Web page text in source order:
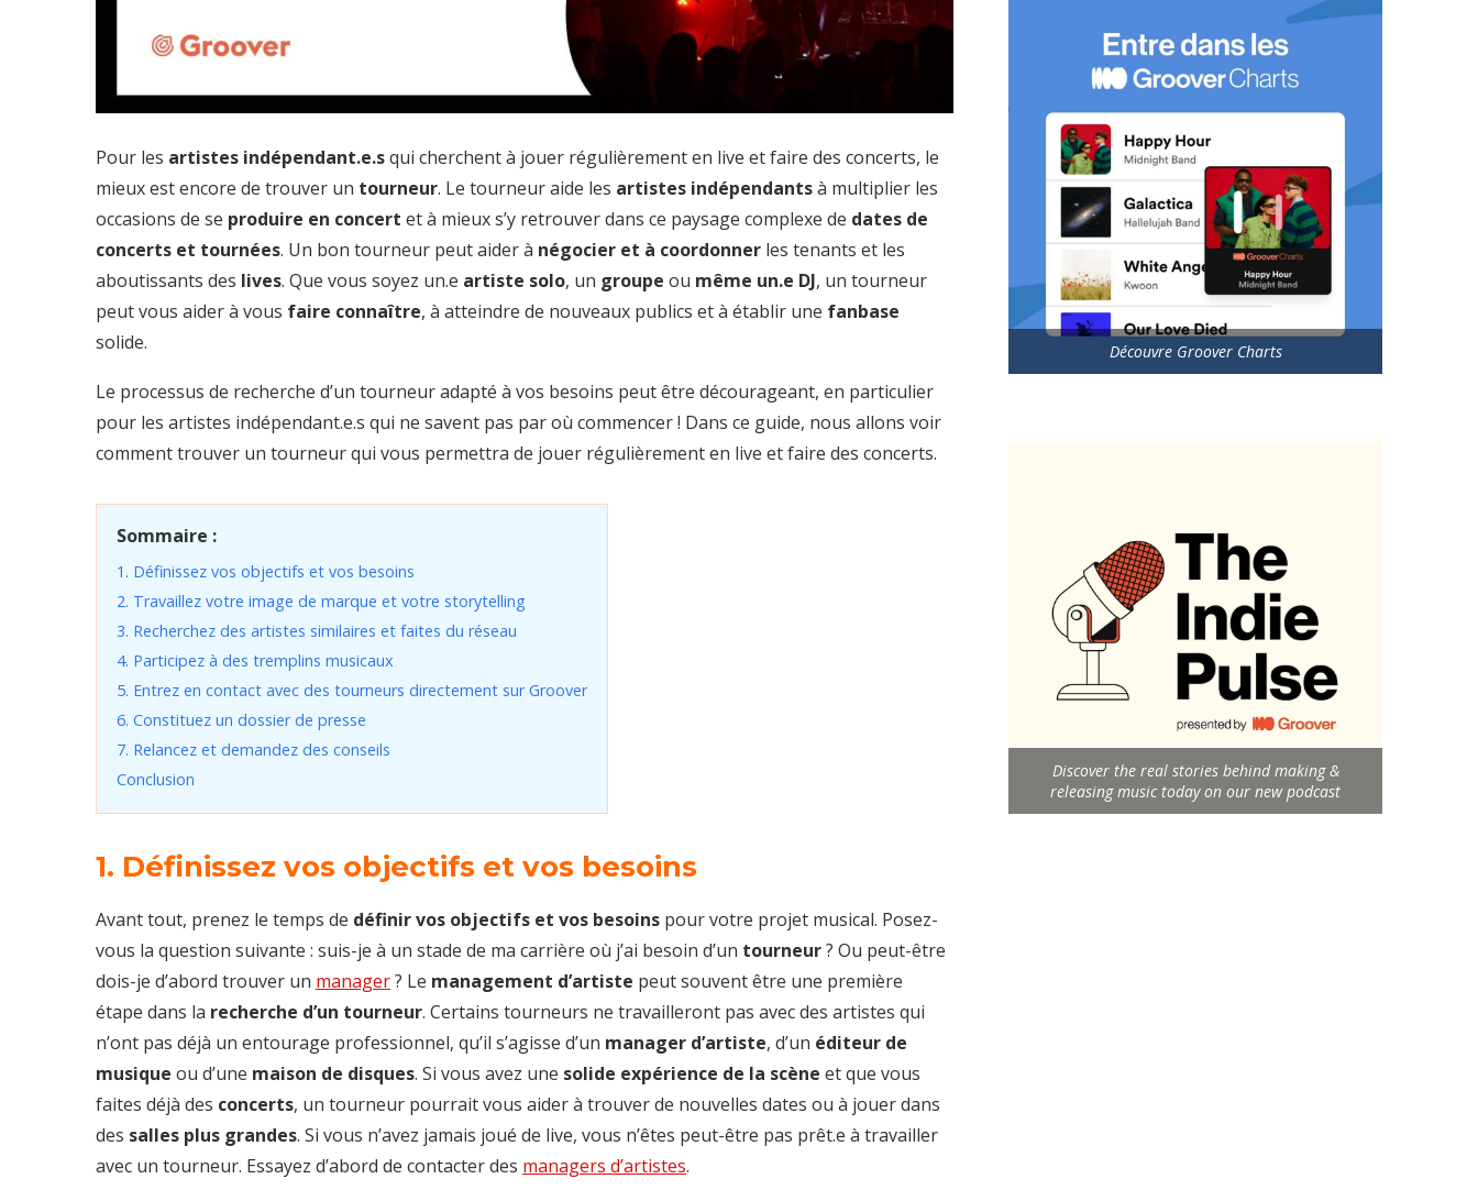
Pour les artistes indépendant.e.squi cherchent à jouer régulièrement en live et faire des concerts, le
mieux est encore de trouver un tourneur. Le tourneur aide les artistes indépendantsà multiplier les
occasions de se produire en concert et à mieux s’y retrouver dans ce paysage complexe de dates de
concerts et tournées. Un bon tourneur peut aider à négocier et à coordonner les tenants et les
aboutissants des lives. Que vous soyez un.e artiste solo, un groupe ou même un.e DJ, un tourneur
peut vous aider à vous faire connaître, à atteindre de nouveaux publics et à établir une fanbase
solide.
Le processus de recherche d’un tourneur adapté à vos besoins peut être décourageant, en particulier
pour les artistes indépendant.e.s qui ne savent pas par où commencer ! Dans ce guide, nous allons voir
comment trouver un tourneur qui vous permettra de jouer régulièrement en live et faire des concerts.
Sommaire :
1. Définissez vos objectifs et vos besoins
2. Travaillez votre image de marque et votre storytelling
3. Recherchez des artistes similaires et faites du réseau
4. Participez à des tremplins musicaux
5. Entrez en contact avec des tourneurs directement sur Groover
6. Constituez un dossier de presse
7. Relancez et demandez des conseils
Conclusion
1. Définissez vos objectifs et vos besoins
Avant tout, prenez le temps de définir vos objectifs et vos besoins pour votre projet musical. Posez-
vous la question suivante : suis-je à un stade de ma carrière où j’ai besoin d’un tourneur? Ou peut-être
dois-je d’abord trouver un manager? Le management d’artiste peut souvent être une première
étape dans la recherche d’un tourneur. Certains tourneurs ne travailleront pas avec des artistes qui
n’ont pas déjà un entourage professionnel, qu’il s’agisse d’un manager d’artiste, d’un éditeur de
musique ou d’une maison de disques. Si vous avez une solide expérience de la scène et que vous
faites déjà des concerts, un tourneur pourrait vous aider à trouver de nouvelles dates ou à jouer dans
des salles plus grandes. Si vous n’avez jamais joué de live, vous n’êtes peut-être pas prêt.e à travailler
avec un tourneur. Essayez d’abord de contacter des managers d’artistes.
Découvre Groover Charts
Discover the real stories behind making &
releasing music today on our new podcast